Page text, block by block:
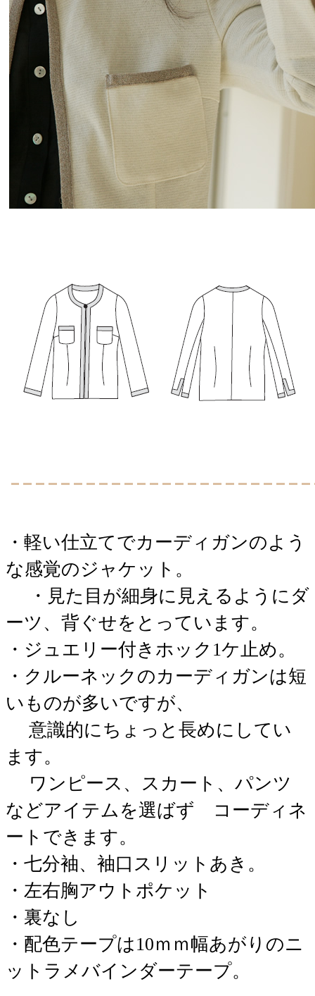
・軽い仕立てでカーディガンのよう
な感覚のジャケット。
・見た目が細身に見えるようにダ
ーツ、背ぐせをとっています。
・ジュエリー付きホック1ケ止め。
・クルーネックのカーディガンは短
いものが多いですが、
意識的にちょっと長めにしてい
ます。
ワンピース、スカート、パンツ
などアイテムを選ばず コーディネ
ートできます。
・七分袖、袖口スリットあき。
・左右胸アウトポケット
・裏なし
・配色テープは10ｍｍ幅あがりのニ
ットラメバインダーテープ。